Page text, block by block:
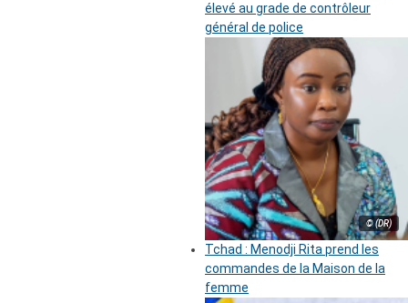
élevé au grade de contrôleur
général de police
© (DR)
Tchad : Menodji Rita prend les
commandes de la Maison de la
femme